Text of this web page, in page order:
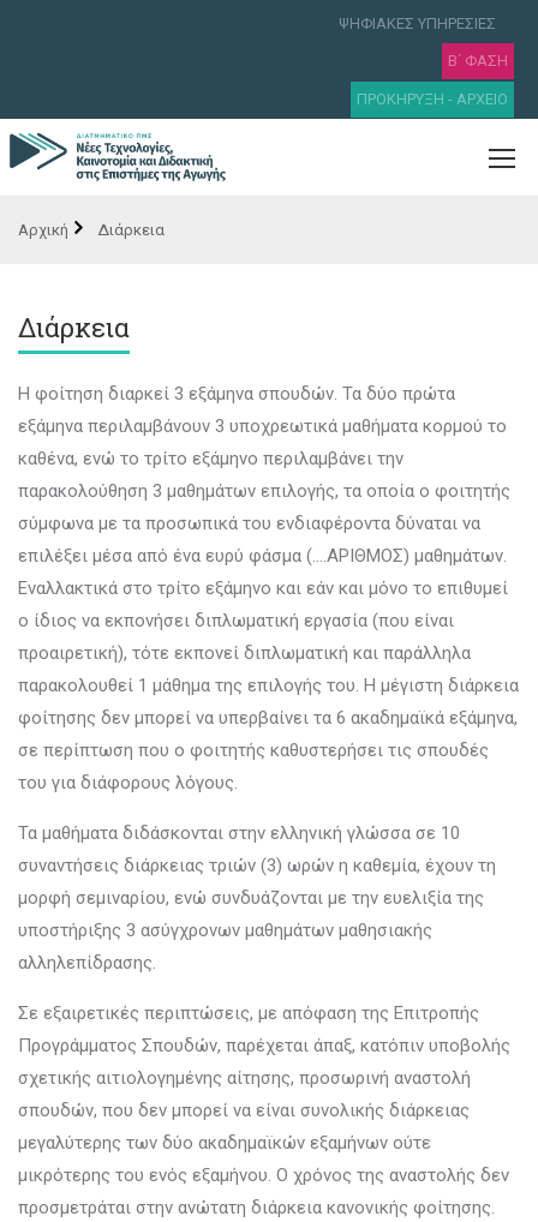
ΨΗΦΙΑΚΕΣ ΥΠΗΡΕΣΙΕΣ
Β΄ ΦΑΣΗ
ΠΡΟΚΗΡΥΞΗ - ΑΡΧΕΙΟ
Διάρκεια
Διάρκεια
Η φοίτηση διαρκεί 3 εξάμηνα σπουδών. Τα δύο πρώτα
εξάμηνα περιλαμβάνουν 3 υποχρεωτικά μαθήματα κορμού το
καθένα, ενώ το τρίτο εξάμηνο περιλαμβάνει την
παρακολούθηση 3 μαθημάτων επιλογής, τα οποία ο φοιτητής
σύμφωνα με τα προσωπικά του ενδιαφέροντα δύναται να
επιλέξει μέσα από ένα ευρύ φάσμα (….ΑΡΙΘΜΟΣ) μαθημάτων.
Εναλλακτικά στο τρίτο εξάμηνο και εάν και μόνο το επιθυμεί
ο ίδιος να εκπονήσει διπλωματική εργασία (που είναι
προαιρετική), τότε εκπονεί διπλωματική και παράλληλα
παρακολουθεί 1 μάθημα της επιλογής του. Η μέγιστη διάρκεια
φοίτησης δεν μπορεί να υπερβαίνει τα 6 ακαδημαϊκά εξάμηνα,
σε περίπτωση που ο φοιτητής καθυστερήσει τις σπουδές
του για διάφορους λόγους.
Τα μαθήματα διδάσκονται στην ελληνική γλώσσα σε 10
συναντήσεις διάρκειας τριών (3) ωρών η καθεμία, έχουν τη
μορφή σεμιναρίου, ενώ συνδυάζονται με την ευελιξία της
υποστήριξης 3 ασύγχρονων μαθημάτων μαθησιακής
αλληλεπίδρασης.
Σε εξαιρετικές περιπτώσεις, με απόφαση της Επιτροπής
Προγράμματος Σπουδών, παρέχεται άπαξ, κατόπιν υποβολής
σχετικής αιτιολογημένης αίτησης, προσωρινή αναστολή
σπουδών, που δεν μπορεί να είναι συνολικής διάρκειας
μεγαλύτερης των δύο ακαδημαϊκών εξαμήνων ούτε
μικρότερης του ενός εξαμήνου. Ο χρόνος της αναστολής δεν
προσμετράται στην ανώτατη διάρκεια κανονικής φοίτησης.